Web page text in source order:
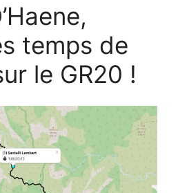
temps de
le GR20 !